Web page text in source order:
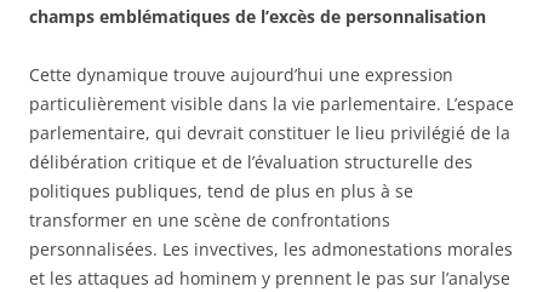
champs emblématiques de l’excès de personnalisation
Cette dynamique trouve aujourd’hui une expression
particulièrement visible dans la vie parlementaire. L’espace
parlementaire, qui devrait constituer le lieu privilégié de la
délibération critique et de l’évaluation structurelle des
politiques publiques, tend de plus en plus à se
transformer en une scène de confrontations
personnalisées. Les invectives, les admonestations morales
et les attaques ad hominem y prennent le pas sur l’analyse